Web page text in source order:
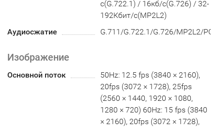
с(G.722.1) / 16кб/с(G.726) / 32-
192Кбит/с(MP2L2)
Аудиосжатие
G.711/G.722.1/G.726/MP2L2/
Изображение
Основной поток
50Hz: 12.5 fps (3840 × 2160),
20fps (3072 × 1728), 25fps
(2560 × 1440, 1920 × 1080,
1280 × 720) 60Hz: 15 fps (3840
× 2160), 20fps (3072 × 1728),